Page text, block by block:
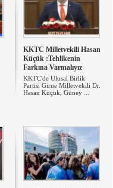
KKTC Milletvekili Hasan
Küçük :Tehlikenin
Farkına Varmalıyız
KKTC'de Ulusal Birlik
Partisi Girne Milletvekili Dr.
Hasan Küçük, Güney ...